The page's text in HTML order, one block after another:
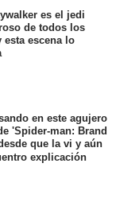
es el jedi
de todos los
esta escena lo
en este agujero
'Spider-man: Brand
que la vi y aún
explicación